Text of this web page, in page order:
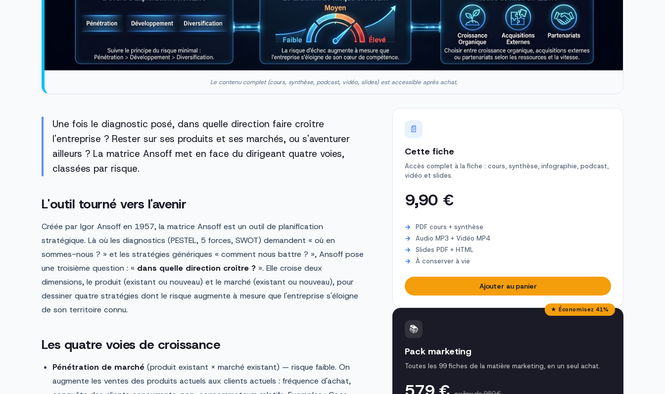
Le contenu complet (cours, synthèse, podcast, vidéo, slides) est accessible après achat.
Une fois le diagnostic posé, dans quelle direction faire croître
l'entreprise ? Rester sur ses produits et ses marchés, ou s'aventurer
ailleurs ? La matrice Ansoff met en face du dirigeant quatre voies,
classées par risque.
L'outil tourné vers l'avenir
Créée par Igor Ansoff en 1957, la matrice Ansoff est un outil de planification
stratégique. Là où les diagnostics (PESTEL, 5 forces, SWOT) demandent « où en
sommes-nous ? » et les stratégies génériques « comment nous battre ? », Ansoff pose
une troisième question : « dans quelle direction croître ? ». Elle croise deux
dimensions, le produit (existant ou nouveau) et le marché (existant ou nouveau), pour
dessiner quatre stratégies dont le risque augmente à mesure que l'entreprise s'éloigne
de son territoire connu.
Les quatre voies de croissance
Pénétration de marché (produit existant × marché existant) — risque faible. On
augmente les ventes des produits actuels aux clients actuels : fréquence d'achat,
📄
Cette fiche
Accès complet à la fiche : cours, synthèse, infographie, podcast,
vidéo et slides.
9,90 €
PDF cours + synthèse
Audio MP3 + Vidéo MP4
Slides PDF + HTML
À conserver à vie
Ajouter au panier
★ Économisez 41%
📚
Pack marketing
Toutes les 99 fiches de la matière marketing, en un seul achat.